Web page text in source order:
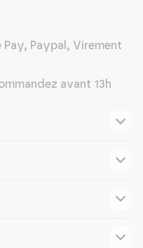
Paypal, Virement
avant 13h